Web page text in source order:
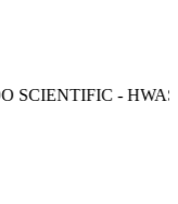
SCIENTIFIC -